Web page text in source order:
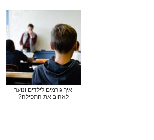
איך גורמים לילדים ונוער
לאהוב את התפילה?